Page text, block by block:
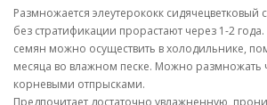
Размножается элеутерококк
без стратификации прорастают через 1-2
семян можно осуществить в холодильнике,
месяца во влажном песке. Можно размножать
корневыми отпрысками.
Предпочитает достаточно увлажненную,